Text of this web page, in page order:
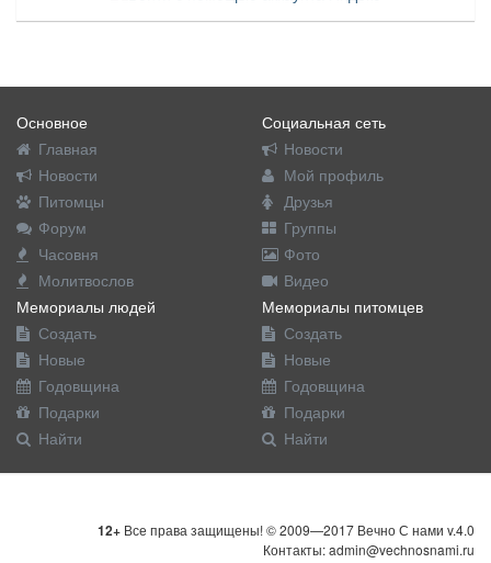
Основное
Главная
Новости
Питомцы
Форум
Часовня
Молитвослов
Социальная сеть
Новости
Мой профиль
Друзья
Группы
Фото
Видео
Мемориалы людей
Создать
Новые
Годовщина
Подарки
Найти
Мемориалы питомцев
Создать
Новые
Годовщина
Подарки
Найти
12+ Все права защищены! © 2009—2017 Вечно С нами v.4.0
Контакты: admin@vechnosnami.ru